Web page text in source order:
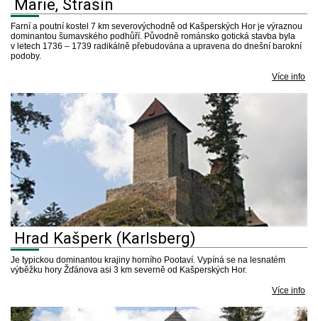
Marie, Strašín
Farní a poutní kostel 7 km severovýchodně od Kašperských Hor je výraznou
dominantou šumavského podhůří. Původně románsko gotická stavba byla
v letech 1736 – 1739 radikálně přebudována a upravena do dnešní barokní
podoby.
Více info
Hrad Kašperk (Karlsberg)
Je typickou dominantou krajiny horního Pootaví. Vypíná se na lesnatém
výběžku hory Žďánova asi 3 km severně od Kašperských Hor.
Více info